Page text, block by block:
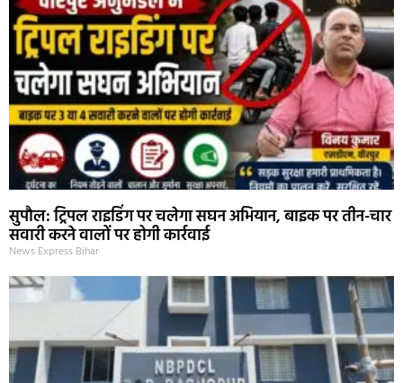
सुपौल: ट्रिपल राइडिंग पर चलेगा सघन अभियान, बाइक पर तीन-चार
सवारी करने वालों पर होगी कार्रवाई
News Express Bihar